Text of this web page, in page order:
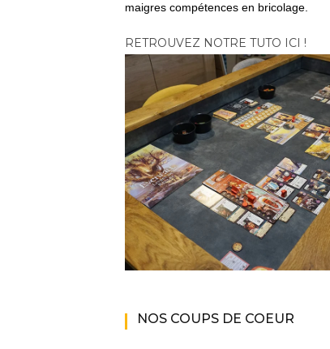
maigres compétences en bricolage.
RETROUVEZ NOTRE TUTO ICI !
NOS COUPS DE COEUR